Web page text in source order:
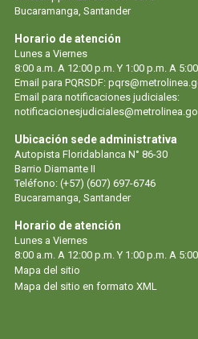
Bucaramanga, Santander
Horario de atención
Lunes a Viernes
8:00 a.m. A 12:00 p.m. Y 1:00 p.m. A
Email para PQRSDF:
Email para notificaciones judiciales:
Ubicación sede administrativa
Autopista Floridablanca N° 86-30
Barrio Diamante II
Teléfono: (+57) (607) 697-6746
Bucaramanga, Santander
Horario de atención
Lunes a Viernes
8:00 a.m. A 12:00 p.m. Y 1:00 p.m. A
Mapa del sitio
Mapa del sitio en formato XML